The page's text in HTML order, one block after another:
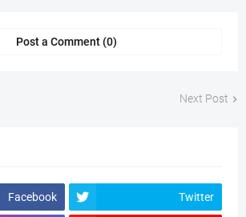
Post a Comment (0)
Next Post
Facebook Twitter